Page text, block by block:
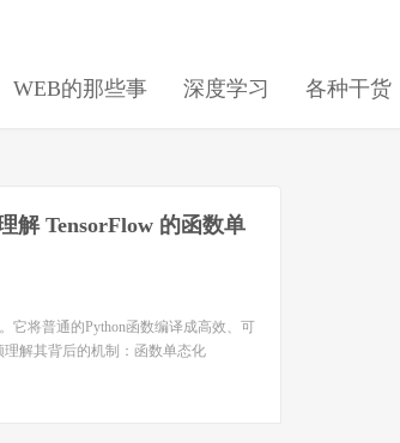
WEB的那些事 深度学习 各种干货
解 TensorFlow 的函数单
它将普通的Python函数编译成高效、可
解其背后的机制：函数单态化